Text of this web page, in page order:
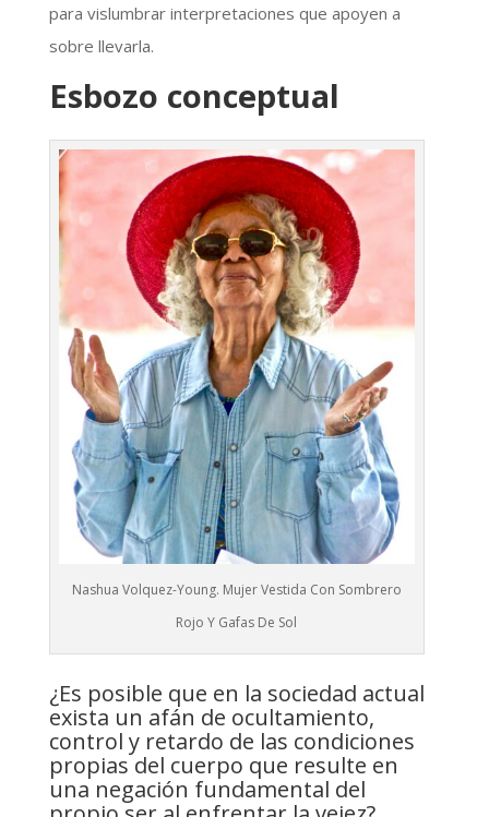
para vislumbrar interpretaciones que apoyen a
sobre llevarla.
Esbozo conceptual
Nashua Volquez-Young. Mujer Vestida Con Sombrero
Rojo Y Gafas De Sol
¿Es posible que en la sociedad actual
exista un afán de ocultamiento,
control y retardo de las condiciones
propias del cuerpo que resulte en
una negación fundamental del